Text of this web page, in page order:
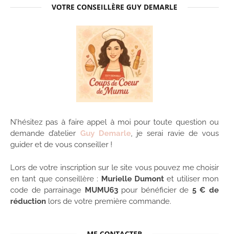
VOTRE CONSEILLÈRE GUY DEMARLE
N’hésitez pas à faire appel à moi pour toute question ou
demande d’atelier Guy Demarle, je serai ravie de vous
guider et de vous conseiller !
Lors de votre inscription sur le site vous pouvez me choisir
en tant que conseillère : Murielle Dumont et utiliser mon
code de parrainage MUMU63pour bénéficier de 5 € de
réduction lors de votre première commande.